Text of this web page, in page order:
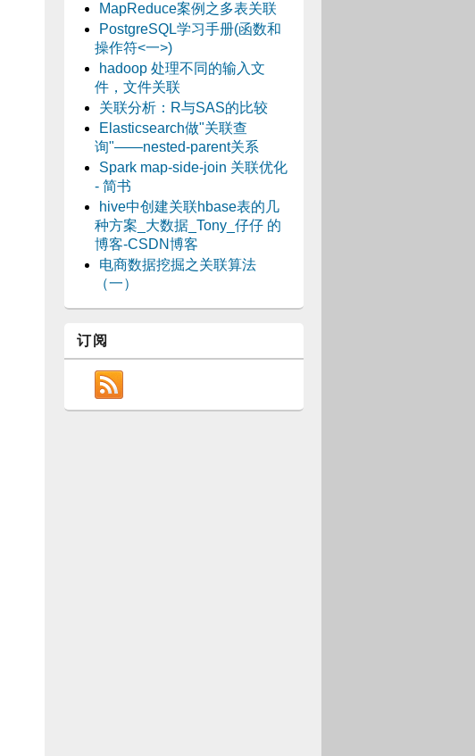
MapReduce案例之多表关联
PostgreSQL学习手册(函数和
操作符<一>)
hadoop 处理不同的输入文
件，文件关联
关联分析：R与SAS的比较
Elasticsearch做"关联查
询"——nested-parent关系
Spark map-side-join 关联优化
- 简书
hive中创建关联hbase表的几
种方案_大数据_Tony_仔仔 的
博客-CSDN博客
电商数据挖掘之关联算法
（一）
订阅